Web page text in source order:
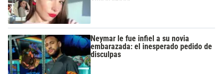
Neymar le fue infiel a su novia
embarazada: el inesperado pedido de
disculpas